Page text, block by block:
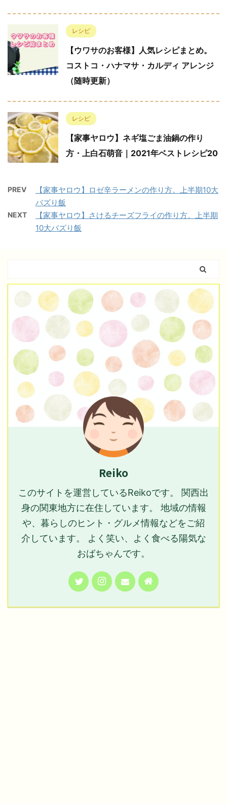
レシピ
【ウワサのお客様】人気レシピまとめ。
コストコ・ハナマサ・カルディ アレンジ
（随時更新）
レシピ
【家事ヤロウ】ネギ塩ごま油鍋の作り
方・上白石萌音｜2021年ベストレシピ20
PREV
【家事ヤロウ】ロゼ辛ラーメンの作り方。上半期10大
バズり飯
NEXT
【家事ヤロウ】さけるチーズフライの作り方。上半期
10大バズり飯
Reiko
このサイトを運営しているReikoです。 関西出
身の関東地方に在住しています。 地域の情報
や、暮らしのヒント・グルメ情報などをご紹
介しています。 よく笑い、よく食べる陽気な
おばちゃんです。